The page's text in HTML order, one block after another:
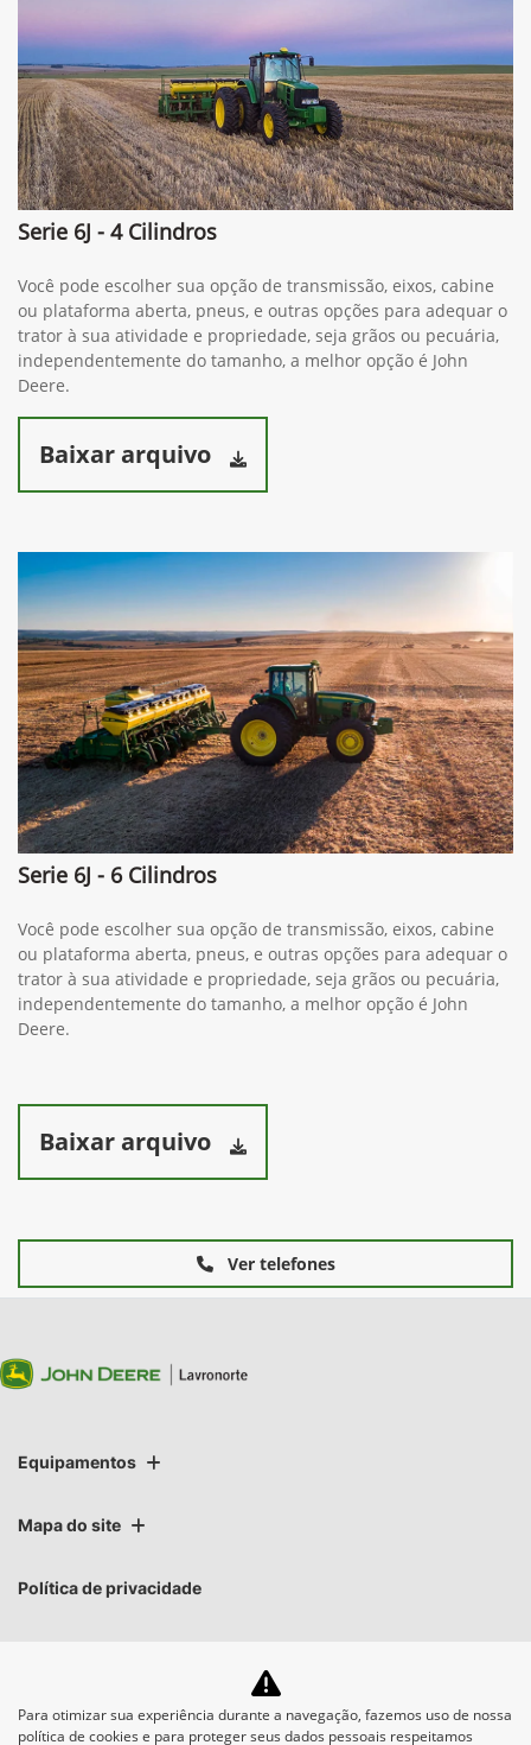
Serie 6J - 4 Cilindros
Você pode escolher sua opção de transmissão, eixos, cabine
ou plataforma aberta, pneus, e outras opções para adequar o
trator à sua atividade e propriedade, seja grãos ou pecuária,
independentemente do tamanho, a melhor opção é John
Deere.
Baixar arquivo
Serie 6J - 6 Cilindros
Você pode escolher sua opção de transmissão, eixos, cabine
ou plataforma aberta, pneus, e outras opções para adequar o
trator à sua atividade e propriedade, seja grãos ou pecuária,
independentemente do tamanho, a melhor opção é John
Deere.
Baixar arquivo
Ver telefones
Equipamentos
Mapa do site
Política de privacidade
CNPJ: 05.283.031/0007-06
Para otimizar sua experiência durante a navegação, fazemos uso de nossa
política de cookies e para proteger seus dados pessoais respeitamos